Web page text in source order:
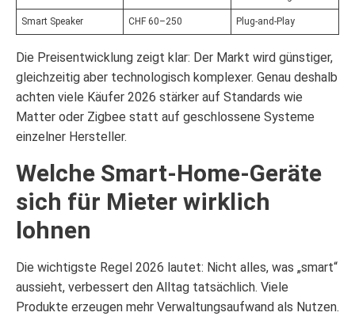
Smart Speaker CHF 60–250 Plug-and-Play
Die Preisentwicklung zeigt klar: Der Markt wird günstiger,
gleichzeitig aber technologisch komplexer. Genau deshalb
achten viele Käufer 2026 stärker auf Standards wie
Matter oder Zigbee statt auf geschlossene Systeme
einzelner Hersteller.
Welche Smart-Home-Geräte
sich für Mieter wirklich
lohnen
Die wichtigste Regel 2026 lautet: Nicht alles, was „smart“
aussieht, verbessert den Alltag tatsächlich. Viele
Produkte erzeugen mehr Verwaltungsaufwand als Nutzen.